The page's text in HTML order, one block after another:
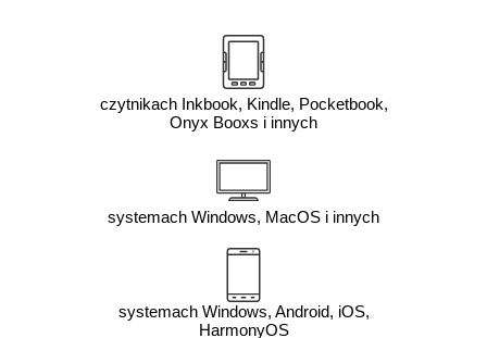
czytnikach Inkbook, Kindle, Pocketbook,
Onyx Booxs i innych
systemach Windows, MacOS i innych
systemach Windows, Android, iOS,
HarmonyOS